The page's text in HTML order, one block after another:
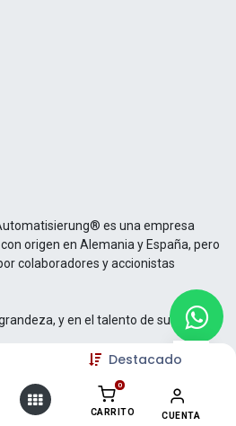
Destacado
0
CARRITO CUENTA
es una empresa
origen en Alemania y España, pero
colaboradores y accionistas
y en el talento de su gente.